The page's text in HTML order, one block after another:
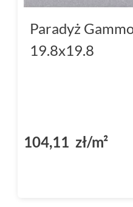
Paradyż
19.8x19.8
104,11 zł/m²